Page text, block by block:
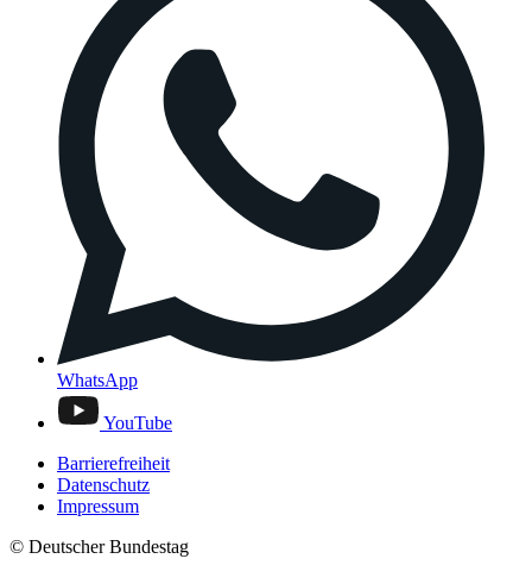
WhatsApp
YouTube
Barrierefreiheit
Datenschutz
Impressum
© Deutscher Bundestag